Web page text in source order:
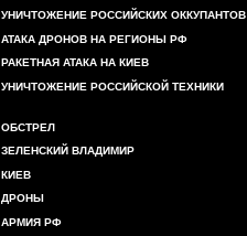
УНИЧТОЖЕНИЕ РОССИЙСКИХ ОККУПАНТОВ
АТАКА ДРОНОВ НА РЕГИОНЫ РФ
РАКЕТНАЯ АТАКА НА КИЕВ
УНИЧТОЖЕНИЕ РОССИЙСКОЙ ТЕХНИКИ
ОБСТРЕЛ
ЗЕЛЕНСКИЙ ВЛАДИМИР
КИЕВ
ДРОНЫ
АРМИЯ РФ